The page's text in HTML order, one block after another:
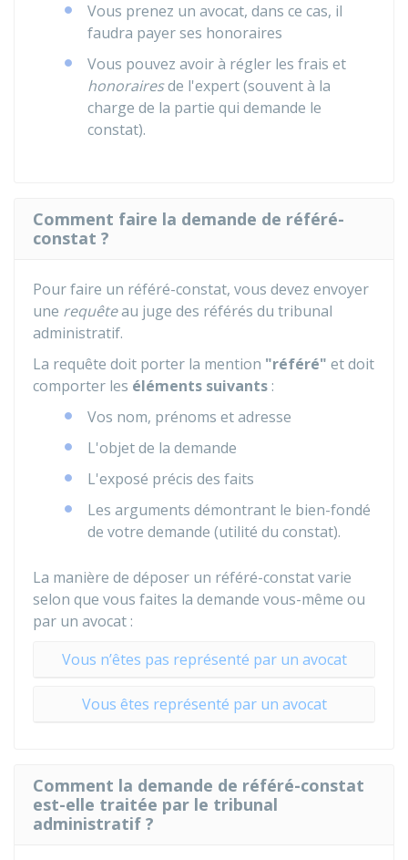
Vous prenez un avocat, dans ce cas, il
faudra payer ses honoraires
Vous pouvez avoir à régler les frais et
honorairesde l'expert (souvent à la
charge de la partie qui demande le
constat).
Comment faire la demande de référé-
constat ?
Pour faire un référé-constat, vous devez envoyer
une requêteau juge des référés du tribunal
administratif.
La requête doit porter la mention "référé" et doit
comporter les éléments suivants :
Vos nom, prénoms et adresse
L'objet de la demande
L'exposé précis des faits
Les arguments démontrant le bien-fondé
de votre demande (utilité du constat).
La manière de déposer un référé-constat varie
selon que vous faites la demande vous-même ou
par un avocat :
Vous n’êtes pas représenté par un avocat
Vous êtes représenté par un avocat
Comment la demande de référé-constat
est-elle traitée par le tribunal
administratif ?